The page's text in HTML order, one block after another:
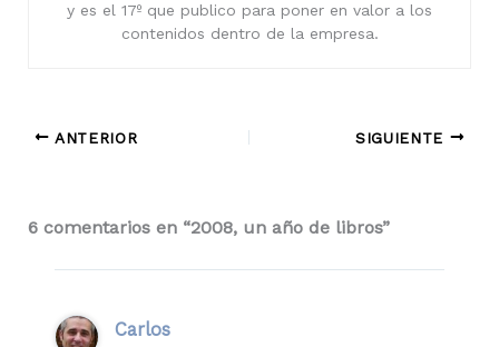
y es el 17º que publico para poner en valor a los
contenidos dentro de la empresa.
ANTERIOR SIGUIENTE
6 comentarios en “2008, un año de libros”
Carlos